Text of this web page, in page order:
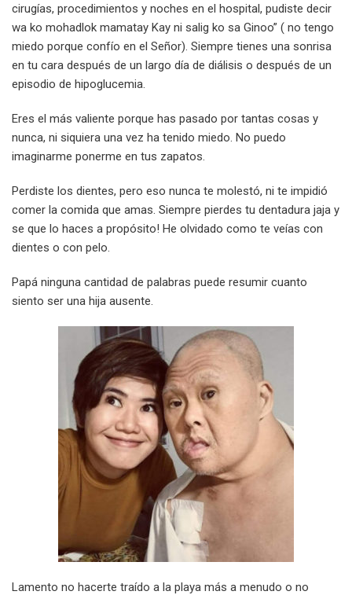
cirugías, procedimientos y noches en el hospital, pudiste decir
wa ko mohadlok mamatay Kay ni salig ko sa Ginoo” ( no tengo
miedo porque confío en el Señor). Siempre tienes una sonrisa
en tu cara después de un largo día de diálisis o después de un
episodio de hipoglucemia.
Eres el más valiente porque has pasado por tantas cosas y
nunca, ni siquiera una vez ha tenido miedo. No puedo
imaginarme ponerme en tus zapatos.
Perdiste los dientes, pero eso nunca te molestó, ni te impidió
comer la comida que amas. Siempre pierdes tu dentadura jaja y
se que lo haces a propósito! He olvidado como te veías con
dientes o con pelo.
Papá ninguna cantidad de palabras puede resumir cuanto
siento ser una hija ausente.
Lamento no hacerte traído a la playa más a menudo o no